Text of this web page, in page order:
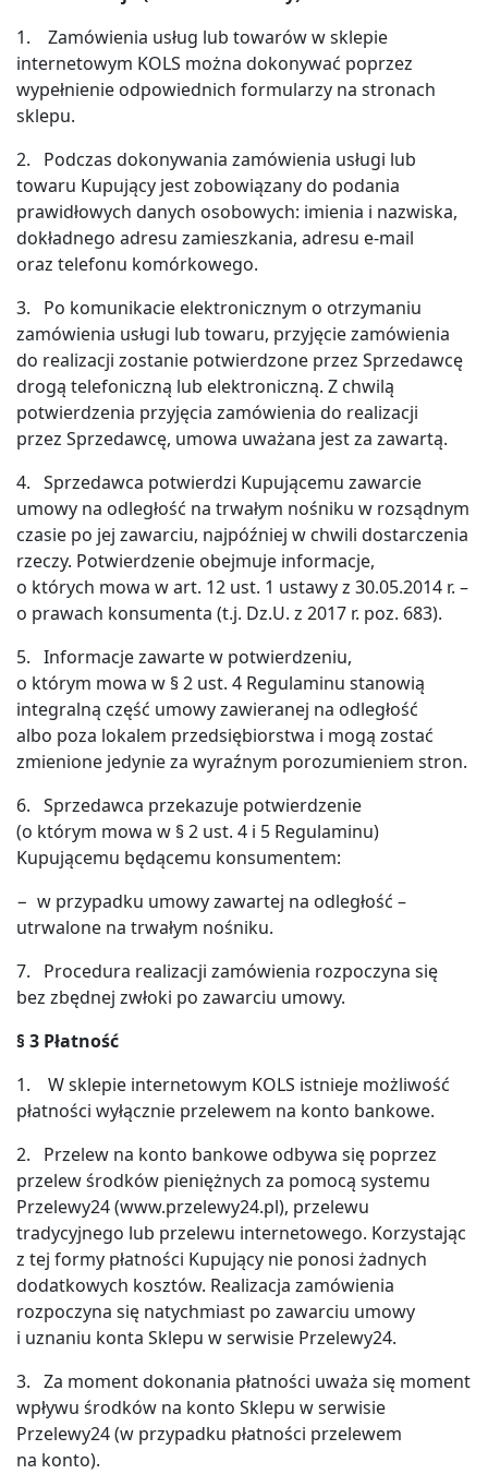
1. Zamówienia usług lub towarów w sklepie
internetowym KOLS można dokonywać poprzez
wypełnienie odpowiednich formularzy na stronach
sklepu.
2. Podczas dokonywania zamówienia usługi lub
towaru Kupujący jest zobowiązany do podania
prawidłowych danych osobowych: imienia i nazwiska,
dokładnego adresu zamieszkania, adresu e-mail
oraz telefonu komórkowego.
3. Po komunikacie elektronicznym o otrzymaniu
zamówienia usługi lub towaru, przyjęcie zamówienia
do realizacji zostanie potwierdzone przez Sprzedawcę
drogą telefoniczną lub elektroniczną. Z chwilą
potwierdzenia przyjęcia zamówienia do realizacji
przez Sprzedawcę, umowa uważana jest za zawartą.
4. Sprzedawca potwierdzi Kupującemu zawarcie
umowy na odległość na trwałym nośniku w rozsądnym
czasie po jej zawarciu, najpóźniej w chwili dostarczenia
rzeczy. Potwierdzenie obejmuje informacje,
o których mowa w art. 12 ust. 1 ustawy z 30.05.2014 r. –
o prawach konsumenta (t.j. Dz.U. z 2017 r. poz. 683).
5. Informacje zawarte w potwierdzeniu,
o którym mowa w § 2 ust. 4 Regulaminu stanowią
integralną część umowy zawieranej na odległość
albo poza lokalem przedsiębiorstwa i mogą zostać
zmienione jedynie za wyraźnym porozumieniem stron.
6. Sprzedawca przekazuje potwierdzenie
(o którym mowa w § 2 ust. 4 i 5 Regulaminu)
Kupującemu będącemu konsumentem:
− w przypadku umowy zawartej na odległość –
utrwalone na trwałym nośniku.
7. Procedura realizacji zamówienia rozpoczyna się
bez zbędnej zwłoki po zawarciu umowy.
§ 3 Płatność
1. W sklepie internetowym KOLS istnieje możliwość
płatności wyłącznie przelewem na konto bankowe.
2. Przelew na konto bankowe odbywa się poprzez
przelew środków pieniężnych za pomocą systemu
Przelewy24 (www.przelewy24.pl), przelewu
tradycyjnego lub przelewu internetowego. Korzystając
z tej formy płatności Kupujący nie ponosi żadnych
dodatkowych kosztów. Realizacja zamówienia
rozpoczyna się natychmiast po zawarciu umowy
i uznaniu konta Sklepu w serwisie Przelewy24.
3. Za moment dokonania płatności uważa się moment
wpływu środków na konto Sklepu w serwisie
Przelewy24 (w przypadku płatności przelewem
na konto).